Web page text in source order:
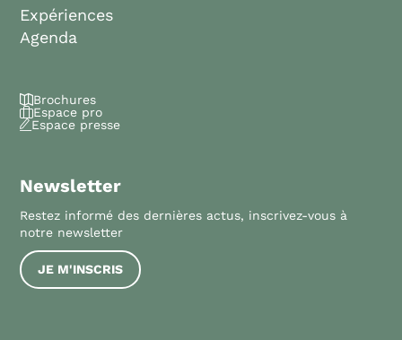
Expériences
Agenda
Brochures
Espace pro
Espace presse
Newsletter
Restez informé des dernières actus, inscrivez-vous à
notre newsletter
JE M'INSCRIS